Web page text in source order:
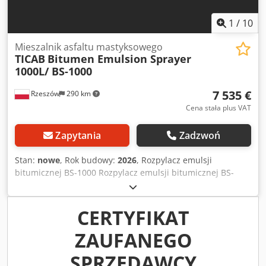
1 / 10
Rzeszów 290 km
Mieszalnik asfaltu mastyksowego
TICAB Bitumen Emulsion Sprayer
1000L/ BS-1000
7 535 €
Cena stała plus VAT
Zapytania Zadzwoń
Stan: nowe, Rok budowy: 2026, Rozpylacz emulsji
bitumicznej BS-1000 Rozpylacz emulsji bitumicznej BS-
1000 przeznaczony jest do gruntowania powierzchni przed
układaniem asfaltu, asfaltowania sąsiednich obszarów, a
także do wypełniania spoin i pęknięć emulsją bitumiczną.
Emulsja bitumiczna dostarczana jest ze zbiornika o
pojemności 1000 l, który montowany jest bezpośrednio na
platformie montażowej. System grzewczy umożliwia
rozpylanie emulsji bitumicznej w czasie chłodu. Jest łatwy
CERTYFIKAT
ZAUFANEGO